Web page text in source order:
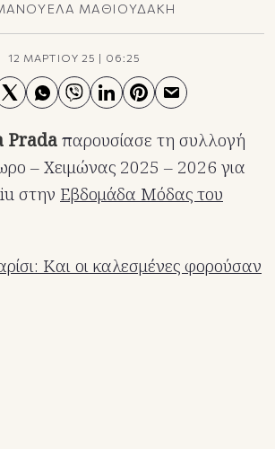
ΜΑΘΙΟΥΔΑΚΗ
12 ΜΑΡΤΙΟΥ 25 | 06:25
Pradaπαρουσίασε τη συλλογή
– Χειμώνας 2025 – 2026 για
στην Εβδομάδα Μόδας του
Και οι καλεσμένες φορούσαν